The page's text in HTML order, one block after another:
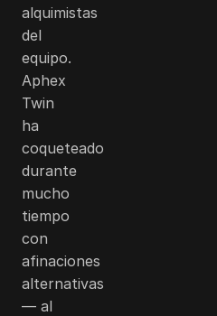
alquimistas
del
equipo.
Aphex
Twin
ha
coqueteado
durante
mucho
tiempo
con
afinaciones
alternativas
— al